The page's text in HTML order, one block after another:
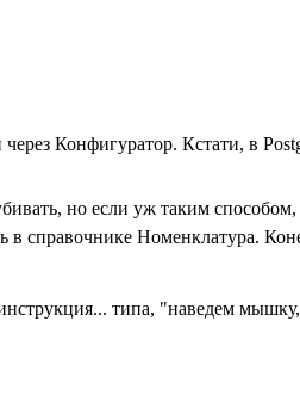
Конфигуратор. Кстати, в
но если уж таким
в справочнике Номенклатура.
типа, "наведем